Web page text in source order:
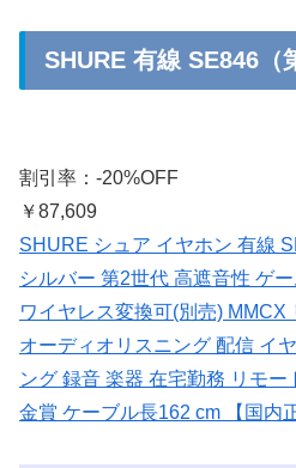
SHURE 有線 SE846（
割引率：-20%OFF
￥87,609
SHURE シュア イヤホン 有線
シルバー 第2世代 高遮音性 ゲ
ワイヤレス変換可(別売) MMCX
オーディオリスニング 配信 イ
ング 録音 楽器 在宅勤務 リモ
金賞 ケーブル長162 cm 【国内